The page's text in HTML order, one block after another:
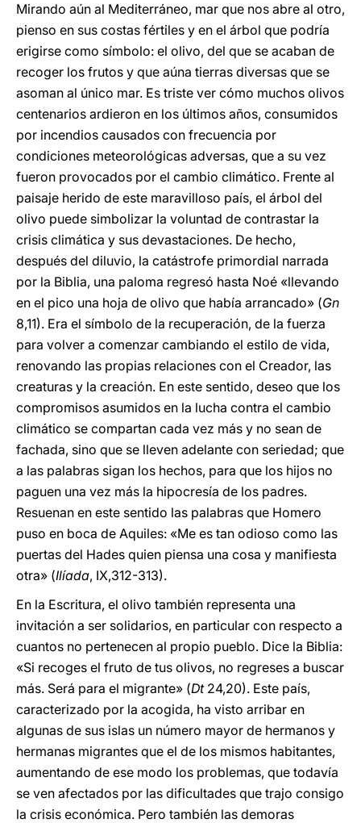
Mirando aún al Mediterráneo, mar que nos abre al otro,
pienso en sus costas fértiles y en el árbol que podría
erigirse como símbolo: el olivo, del que se acaban de
recoger los frutos y que aúna tierras diversas que se
asoman al único mar. Es triste ver cómo muchos olivos
centenarios ardieron en los últimos años, consumidos
por incendios causados con frecuencia por
condiciones meteorológicas adversas, que a su vez
fueron provocados por el cambio climático. Frente al
paisaje herido de este maravilloso país, el árbol del
olivo puede simbolizar la voluntad de contrastar la
crisis climática y sus devastaciones. De hecho,
después del diluvio, la catástrofe primordial narrada
por la Biblia, una paloma regresó hasta Noé «llevando
en el pico una hoja de olivo que había arrancado» (Gn
8,11). Era el símbolo de la recuperación, de la fuerza
para volver a comenzar cambiando el estilo de vida,
renovando las propias relaciones con el Creador, las
creaturas y la creación. En este sentido, deseo que los
compromisos asumidos en la lucha contra el cambio
climático se compartan cada vez más y no sean de
fachada, sino que se lleven adelante con seriedad; que
a las palabras sigan los hechos, para que los hijos no
paguen una vez más la hipocresía de los padres.
Resuenan en este sentido las palabras que Homero
puso en boca de Aquiles: «Me es tan odioso como las
puertas del Hades quien piensa una cosa y manifiesta
otra» (Ilíada, IX,312-313).
En la Escritura, el olivo también representa una
invitación a ser solidarios, en particular con respecto a
cuantos no pertenecen al propio pueblo. Dice la Biblia:
«Si recoges el fruto de tus olivos, no regreses a buscar
más. Será para el migrante» (Dt24,20). Este país,
caracterizado por la acogida, ha visto arribar en
algunas de sus islas un número mayor de hermanos y
hermanas migrantes que el de los mismos habitantes,
aumentando de ese modo los problemas, que todavía
se ven afectados por las dificultades que trajo consigo
la crisis económica. Pero también las demoras